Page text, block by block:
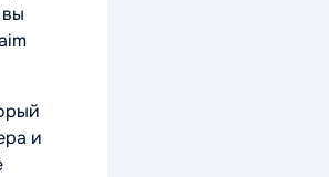
и